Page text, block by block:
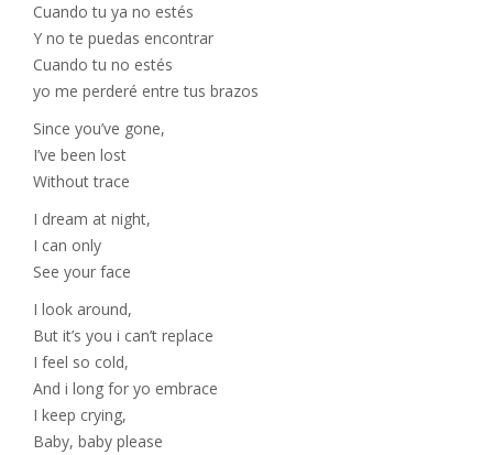
Cuando tu ya no estés
Y no te puedas encontrar
Cuando tu no estés
yo me perderé entre tus brazos
Since you’ve gone,
I’ve been lost
Without trace
I dream at night,
I can only
See your face
I look around,
But it’s you i can’t replace
I feel so cold,
And i long for yo embrace
I keep crying,
Baby, baby please